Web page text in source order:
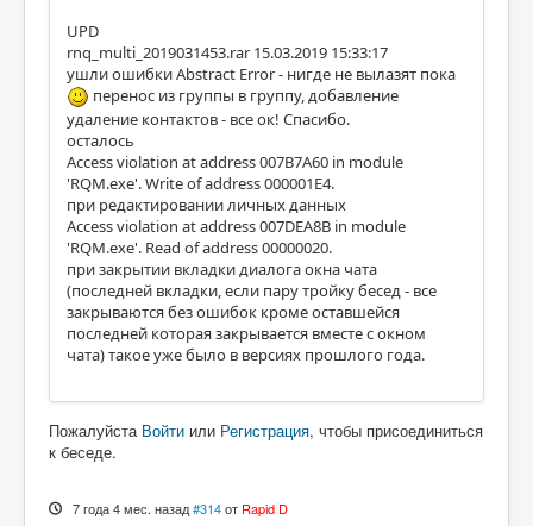
UPD
rnq_multi_2019031453.rar 15.03.2019 15:33:17
ушли ошибки Abstract Error - нигде не вылазят пока
перенос из группы в группу, добавление
удаление контактов - все ок! Спасибо.
осталось
Access violation at address 007B7A60 in module
'RQM.exe'. Write of address 000001E4.
при редактировании личных данных
Access violation at address 007DEA8B in module
'RQM.exe'. Read of address 00000020.
при закрытии вкладки диалога окна чата
(последней вкладки, если пару тройку бесед - все
закрываются без ошибок кроме оставшейся
последней которая закрывается вместе с окном
чата) такое уже было в версиях прошлого года.
Пожалуйста Войти или Регистрация, чтобы присоединиться
к беседе.
7 года 4 мес. назад #314 от Rapid D